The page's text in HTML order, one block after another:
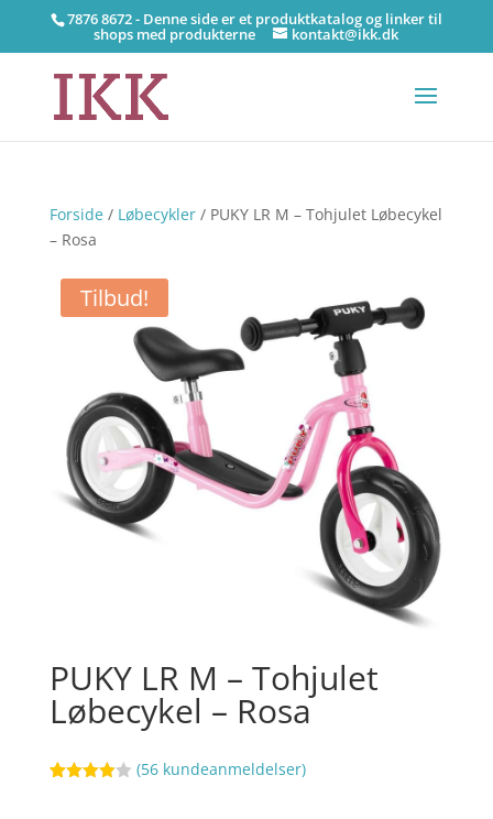
7876 8672 - Denne side er et produktkatalog og linker til
shops med produkterne kontakt@ikk.dk
Forside/ Løbecykler/ PUKY LR M – Tohjulet Løbecykel
– Rosa
Tilbud!
PUKY LR M – Tohjulet
Løbecykel – Rosa
(56 kundeanmeldelser)